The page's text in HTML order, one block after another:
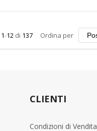
1-12 di 137 Ordina per
CLIENTI
Condizioni di Vendita